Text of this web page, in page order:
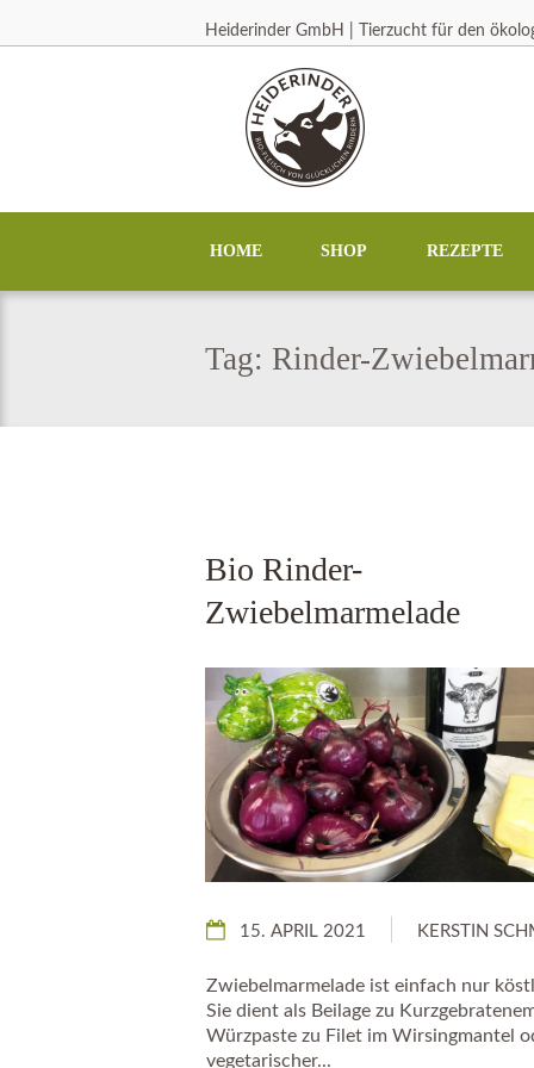
Heiderinder GmbH | Tierzucht für den
HOME SHOP REZEPTE
Tag: Rinder-
Bio Rinder-
Zwiebelmarmelade
15. APRIL 2021 KERSTIN
Zwiebelmarmelade ist einfach nur
Sie dient als Beilage zu
Würzpaste zu Filet im Wirsingmantel
vegetarischer...